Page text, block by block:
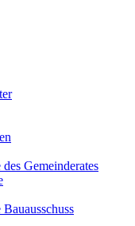
Gemeinderates